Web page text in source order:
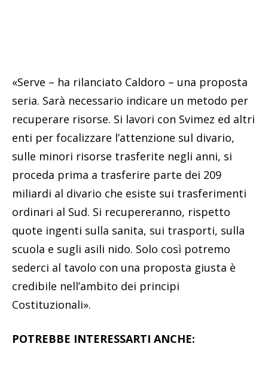
«Serve – ha rilanciato Caldoro – una proposta
seria. Sarà necessario indicare un metodo per
recuperare risorse. Si lavori con Svimez ed altri
enti per focalizzare l’attenzione sul divario,
sulle minori risorse trasferite negli anni, si
proceda prima a trasferire parte dei 209
miliardi al divario che esiste sui trasferimenti
ordinari al Sud. Si recupereranno, rispetto
quote ingenti sulla sanita, sui trasporti, sulla
scuola e sugli asili nido. Solo così potremo
sederci al tavolo con una proposta giusta è
credibile nell’ambito dei principi
Costituzionali».
POTREBBE INTERESSARTI ANCHE: